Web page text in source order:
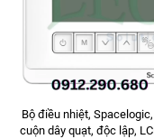
Bộ điều nhiệt,
cuộn dây quạt, độc lập,